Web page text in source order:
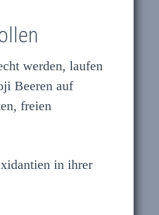
werden, laufen
Beeren auf
freien
in ihrer